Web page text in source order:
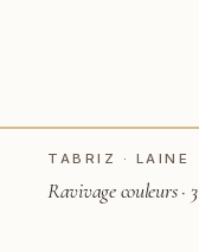
AVANT
TABRIZ · LAINE
Ravivage couleurs ·